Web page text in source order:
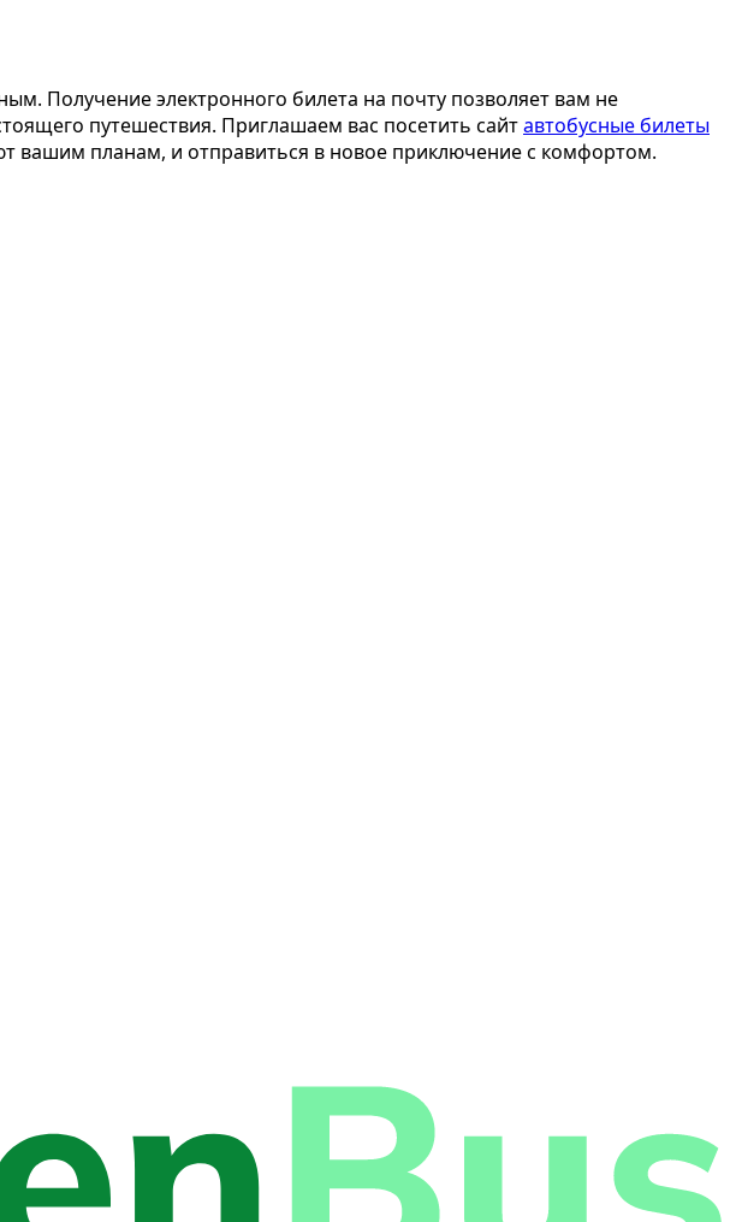
Получение электронного билета на почту позволяет вам не
путешествия. Приглашаем вас посетить сайтавтобусные билеты
вашим планам, и отправиться в новое приключение с комфортом.